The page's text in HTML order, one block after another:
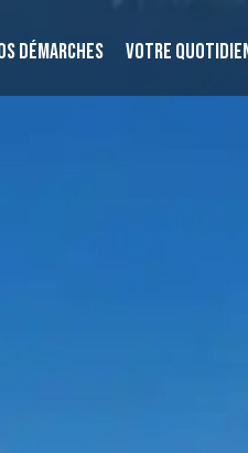
DÉMARCHES VOTRE